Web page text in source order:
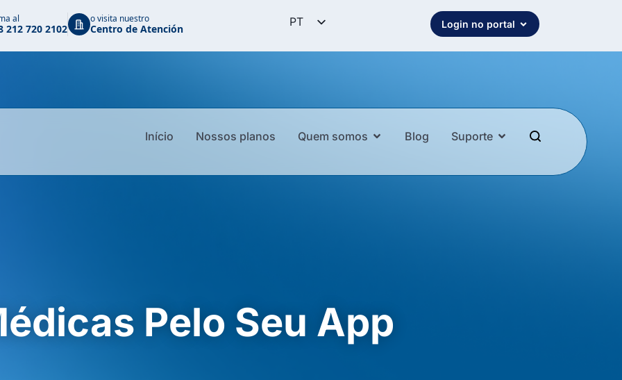
al
212 720 2102
o visita nuestro
Centro de Atención
PT
Login no portal
Início Nossos planos Quem somos Blog Suporte
Pelo Seu App